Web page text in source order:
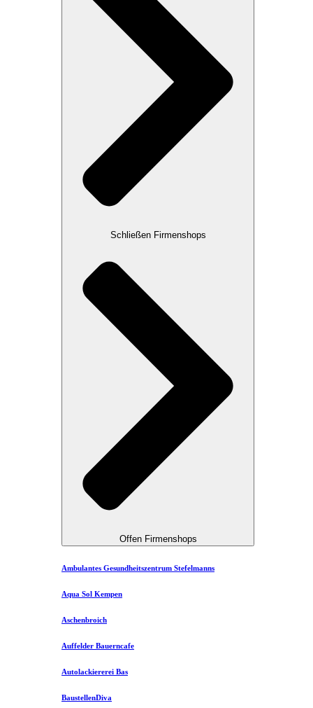
Schließen Firmenshops
Offen Firmenshops
Ambulantes Gesundheitszentrum Stefelmanns
Aqua Sol Kempen
Aschenbroich
Auffelder Bauerncafe
Autolackiererei Bas
BaustellenDiva